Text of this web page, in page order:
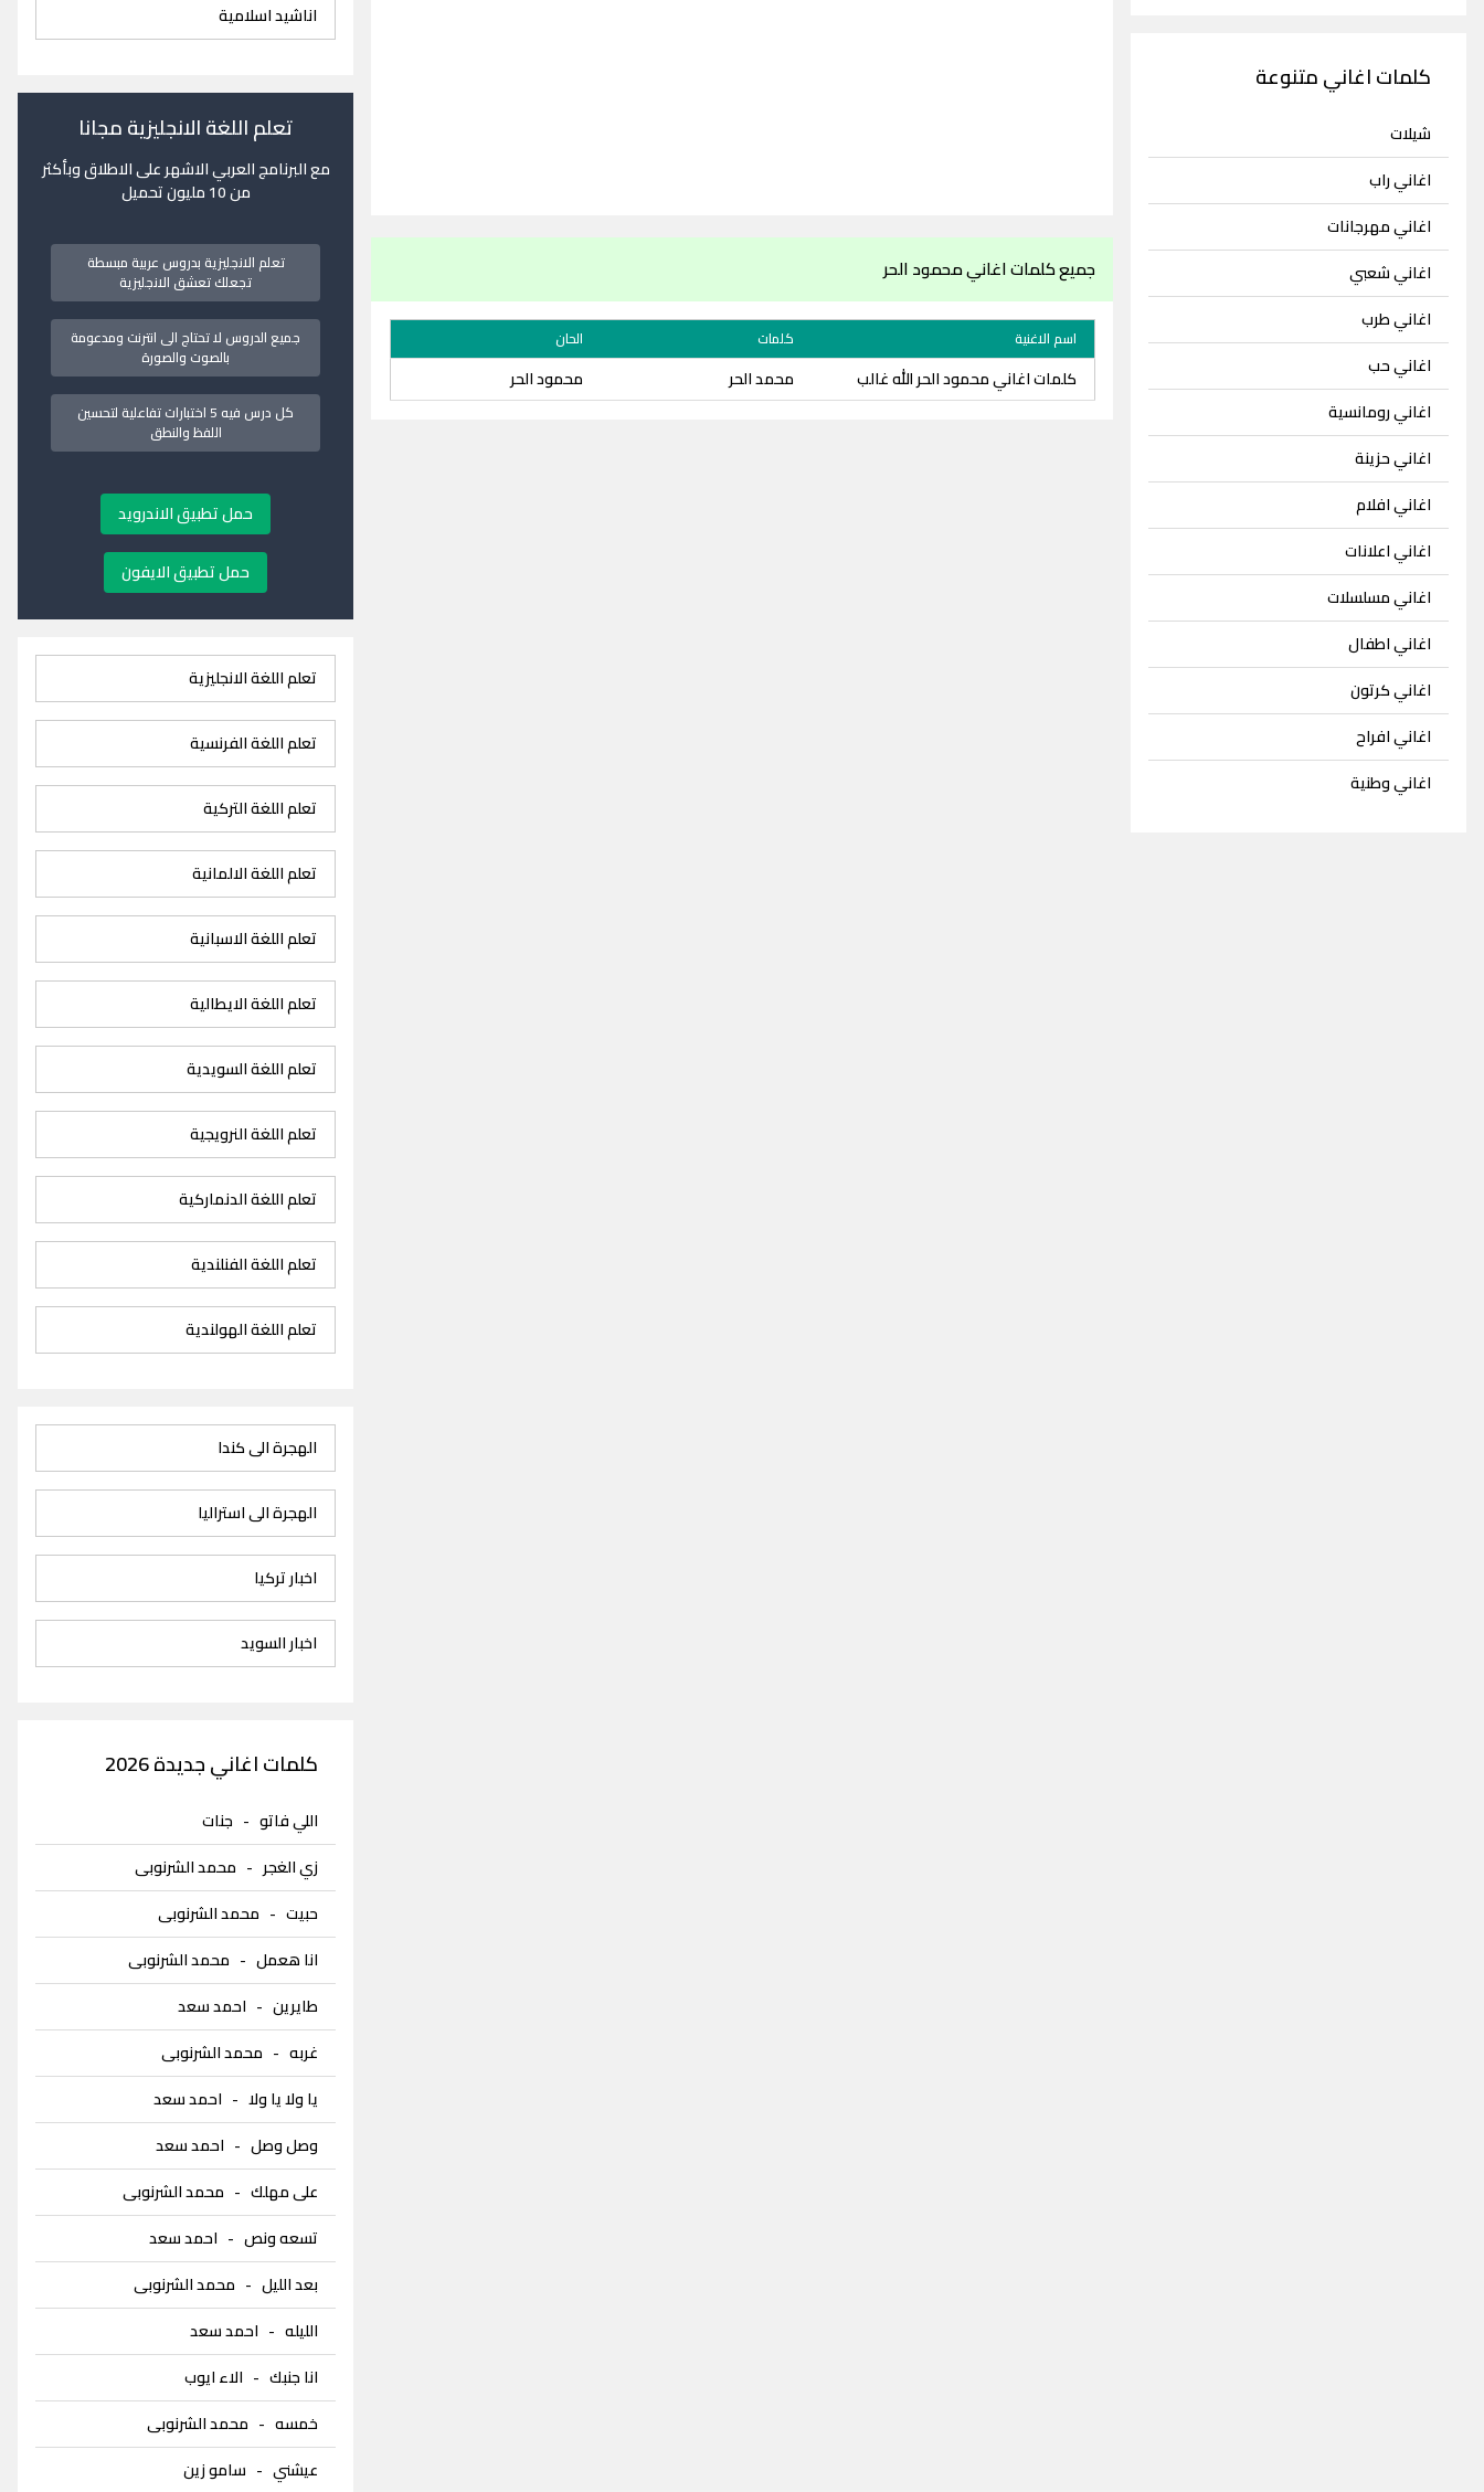
كلمات اغاني متنوعة
شيلات
اغاني راب
اغاني مهرجانات
اغاني شعبي
اغاني طرب
اغاني حب
اغاني رومانسية
اغاني حزينة
اغاني افلام
اغاني اعلانات
اغاني مسلسلات
اغاني اطفال
اغاني كرتون
اغاني افراح
اغاني وطنية
جميع كلمات اغاني محمود الحر
اسم الاغنية كلمات الحان
كلمات اغاني محمود الحر الله غالب محمد الحر محمود الحر
اناشيد اسلامية
تعلم اللغة الانجليزية مجانا
مع البرنامج العربي الاشهر على الاطلاق وبأكثر
من 10 مليون تحميل
تعلم الانجليزية بدروس عربية مبسطة
تجعلك تعشق الانجليزية
جميع الدروس لا تحتاج الى انترنت ومدعومة
بالصوت والصورة
كل درس فيه 5 اختبارات تفاعلية لتحسين
اللفظ والنطق
حمل تطبيق الاندرويد
حمل تطبيق الايفون
تعلم اللغة الانجليزية
تعلم اللغة الفرنسية
تعلم اللغة التركية
تعلم اللغة الالمانية
تعلم اللغة الاسبانية
تعلم اللغة الايطالية
تعلم اللغة السويدية
تعلم اللغة النرويجية
تعلم اللغة الدنماركية
تعلم اللغة الفنلندية
تعلم اللغة الهولندية
الهجرة الى كندا
الهجرة الى استراليا
اخبار تركيا
اخبار السويد
كلمات اغاني جديدة 2026
اللي فاتو- جنات
زي الغجر - محمد الشرنوبى
حبيت- محمد الشرنوبى
انا هعمل- محمد الشرنوبى
طايرين- احمد سعد
غربه- محمد الشرنوبى
يا ولا يا ولا- احمد سعد
وصل وصل- احمد سعد
على مهلك- محمد الشرنوبى
تسعه ونص- احمد سعد
بعد الليل- محمد الشرنوبى
الليله- احمد سعد
انا جنبك- الاء ايوب
خمسه- محمد الشرنوبى
عيشني- سامو زين